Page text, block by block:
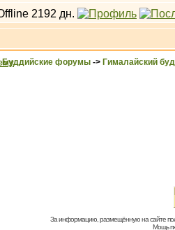
Буддийские форумы -> Гималайский
За информацию, размещённую на сайте
Мощь